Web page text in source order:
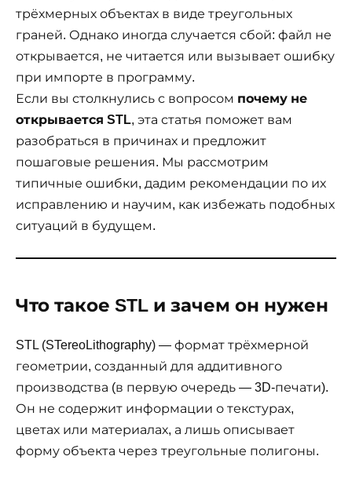
трёхмерных объектах в виде треугольных
граней. Однако иногда случается сбой: файл не
открывается, не читается или вызывает ошибку
при импорте в программу.
Если вы столкнулись с вопросом почему не
открывается STL, эта статья поможет вам
разобраться в причинах и предложит
пошаговые решения. Мы рассмотрим
типичные ошибки, дадим рекомендации по их
исправлению и научим, как избежать подобных
ситуаций в будущем.
Что такое STL и зачем он нужен
STL (STereoLithography) — формат трёхмерной
геометрии, созданный для аддитивного
производства (в первую очередь — 3D-печати).
Он не содержит информации о текстурах,
цветах или материалах, а лишь описывает
форму объекта через треугольные полигоны.